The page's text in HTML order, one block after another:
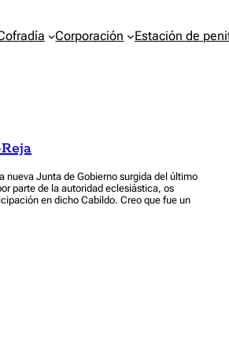
Corporación Estación de
nueva Junta de Gobierno surgida del último
parte de la autoridad eclesiástica, os
en dicho Cabildo. Creo que fue un